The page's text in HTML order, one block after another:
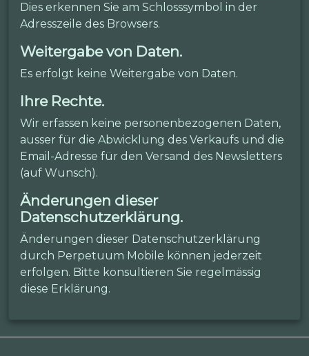
Dies erkennen Sie am Schlosssymbol in der
Adresszeile des Browsers.
Weitergabe von Daten.
Es erfolgt keine Weitergabe von Daten.
Ihre Rechte.
Wir erfassen keine personenbezogenen Daten,
ausser für die Abwicklung des Verkaufs und die
Email-Adresse für den Versand des Newsletters
(auf Wunsch).
Änderungen dieser
Datenschutzerklärung.
Änderungen dieser Datenschutzerklärung
durch Perpetuum Mobile können jederzeit
erfolgen. Bitte konsultieren Sie regelmässig
diese Erklärung.